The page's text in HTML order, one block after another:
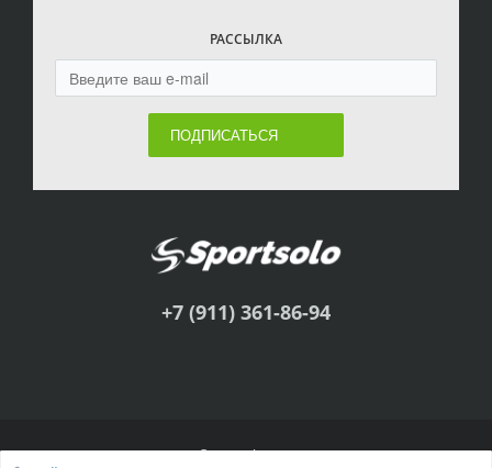
РАССЫЛКА
ПОДПИСАТЬСЯ
+7 (911) 361-86-94
© Sportsolo, 2011